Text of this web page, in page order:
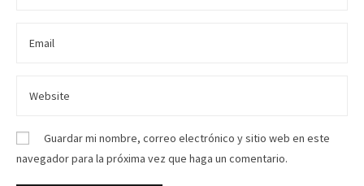
Guardar mi nombre, correo electrónico y sitio web en este
navegador para la próxima vez que haga un comentario.